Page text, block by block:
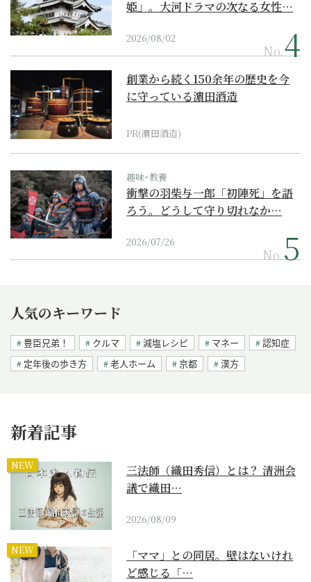
姫」。大河ドラマの次なる女性…
2026/08/02
No.
創業から続く150余年の歴史を今
に守っている濵田酒造
PR(濵田酒造)
趣味･教養
衝撃の羽柴与一郎「初陣死」を語
ろう。どうして守り切れなか…
2026/07/26
No.
人気のキーワード
豊臣兄弟！ クルマ 減塩レシピ マネー
認知症
定年後の歩き方
老人ホーム 京都 漢方
新着記事
NEW
三法師（織田秀信）とは？ 清洲会
議で織田…
2026/08/09
NEW
「ママ」との同居。壁はないけれ
ど感じる「…